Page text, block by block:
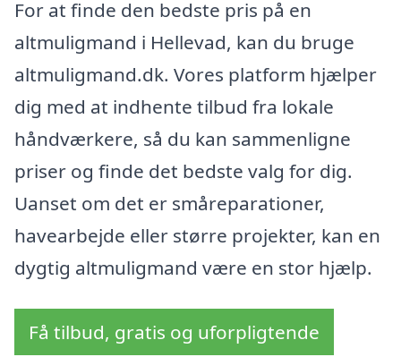
For at finde den bedste pris på en
altmuligmand i Hellevad, kan du bruge
altmuligmand.dk. Vores platform hjælper
dig med at indhente tilbud fra lokale
håndværkere, så du kan sammenligne
priser og finde det bedste valg for dig.
Uanset om det er småreparationer,
havearbejde eller større projekter, kan en
dygtig altmuligmand være en stor hjælp.
Få tilbud, gratis og uforpligtende